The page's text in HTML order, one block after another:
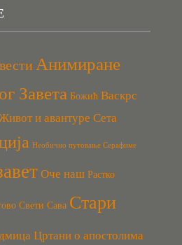
Анимиране
Завета Божић Васкрс
и авантуре Сета
Необично путовање Серафиме
Оче наш Растко
Свети Сава Стари
Цртани о апостолима